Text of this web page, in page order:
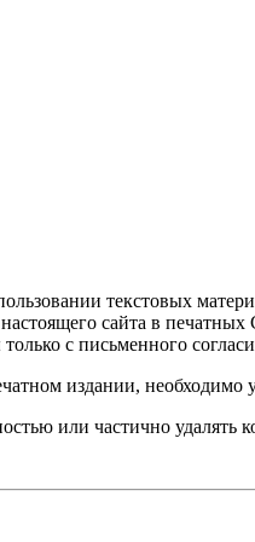
текстовых
сайта в
с письменного
издании, необходимо
или частично удалять